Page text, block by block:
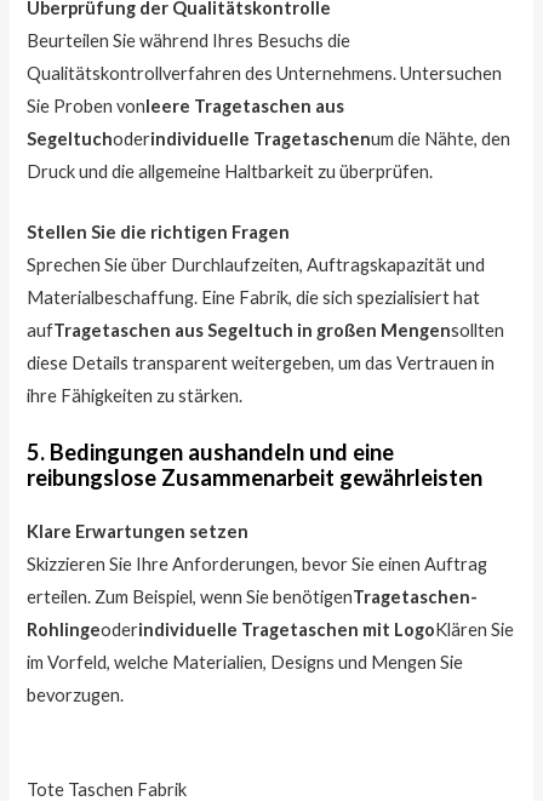
Überprüfung der Qualitätskontrolle
Beurteilen Sie während Ihres Besuchs die
Qualitätskontrollverfahren des Unternehmens. Untersuchen
Sie Proben vonleere Tragetaschen aus
Segeltuchoderindividuelle Tragetaschenum die Nähte, den
Druck und die allgemeine Haltbarkeit zu überprüfen.
Stellen Sie die richtigen Fragen
Sprechen Sie über Durchlaufzeiten, Auftragskapazität und
Materialbeschaffung. Eine Fabrik, die sich spezialisiert hat
aufTragetaschen aus Segeltuch in großen Mengensollten
diese Details transparent weitergeben, um das Vertrauen in
ihre Fähigkeiten zu stärken.
5. Bedingungen aushandeln und eine
reibungslose Zusammenarbeit gewährleisten
Klare Erwartungen setzen
Skizzieren Sie Ihre Anforderungen, bevor Sie einen Auftrag
erteilen. Zum Beispiel, wenn Sie benötigenTragetaschen-
Rohlingeoderindividuelle Tragetaschen mit LogoKlären Sie
im Vorfeld, welche Materialien, Designs und Mengen Sie
bevorzugen.
Tote Taschen Fabrik